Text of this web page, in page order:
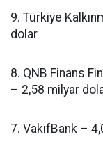
9. Türkiye
dolar
8. QNB Finans
– 2,58 milyar
7. VakıfBank –